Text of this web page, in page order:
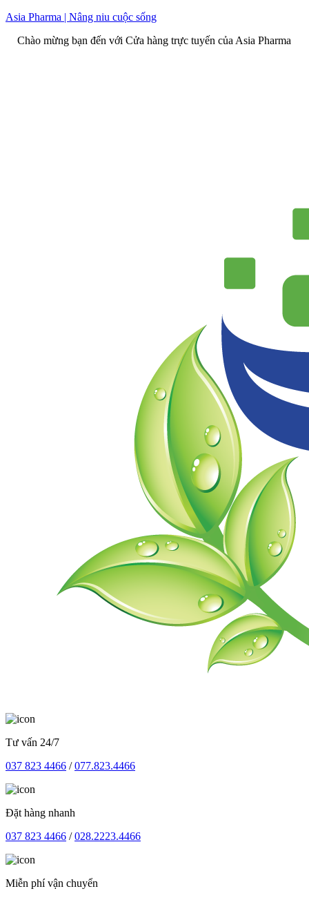
Skip
content
Asia Pharma | Nâng niu cuộc sống
mừng bạn đến với Cửa hàng trực tuyến của Asia Pharma
Tư vấn 24/7
037 823 4466 /077.823.4466
Đặt hàng nhanh
037 823 4466 /028.2223.4466
Miễn phí vận chuyển